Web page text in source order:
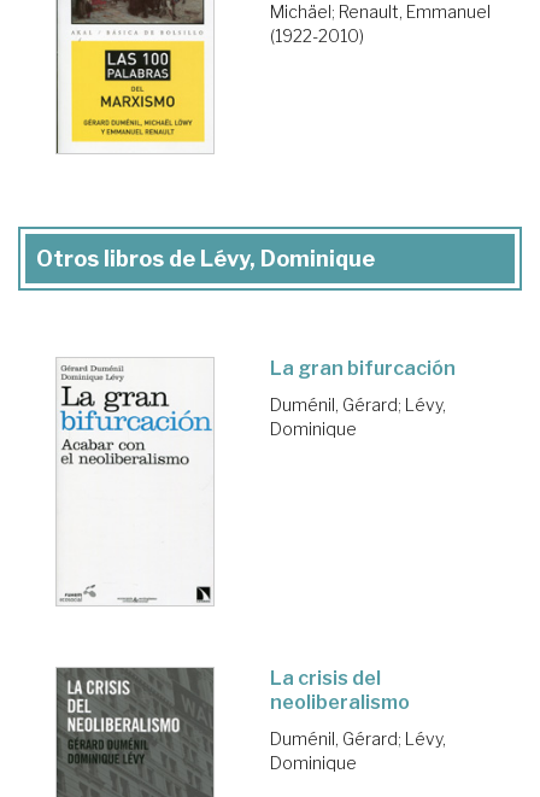
Michäel; Renault, Emmanuel
(1922-2010)
Otros libros de Lévy, Dominique
La gran bifurcación
Duménil, Gérard; Lévy,
Dominique
La crisis del
neoliberalismo
Duménil, Gérard; Lévy,
Dominique